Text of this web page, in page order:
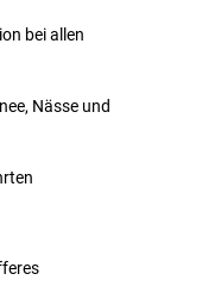
bei allen
Nässe und